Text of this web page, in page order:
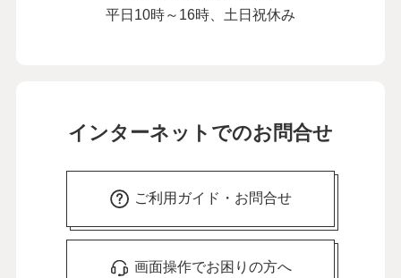
平日10時～16時、土日祝休み
インターネットでのお問合せ
ご利用ガイド・お問合せ
画面操作でお困りの方へ